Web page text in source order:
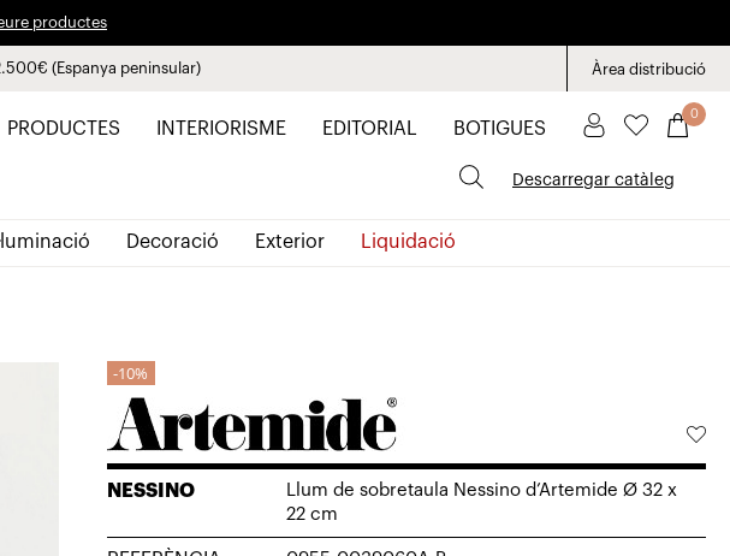
0% TAE
productes
(Espanya peninsular) Àrea distribució
PRODUCTES INTERIORISME EDITORIAL BOTIGUES
0
Descarregar catàleg
Decoració Exterior Liquidació
10%
NESSINO
Llum de sobretaula Nessino d’Artemide Ø 32 x
22 cm